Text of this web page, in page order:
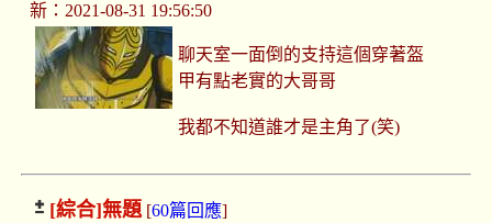
新：2021-08-31 19:56:50
聊天室一面倒的支持這個穿著盔
甲有點老實的大哥哥
我都不知道誰才是主角了(笑)
[綜合]無題[60篇回應]